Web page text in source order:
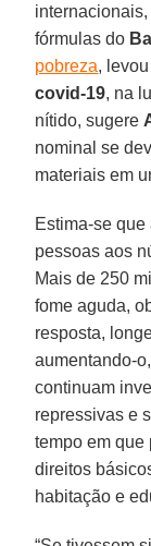
fórmulas do
pobreza,
covid-19, na
nítido, sugere
nominal se
materiais em
Estima-se que
pessoas aos
Mais de 250
fome aguda,
resposta,
aumentando-
continuam
repressivas e
tempo em que
direitos
habitação e